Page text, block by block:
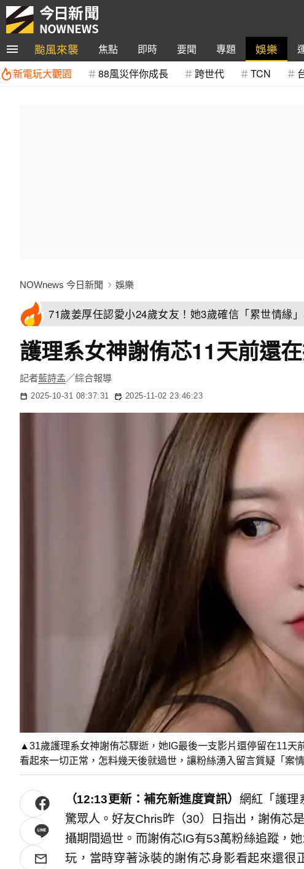
颱風來襲 焦點 即時 要聞 專題 娛樂
新電玩大觀園
88風災伴你成長 跨世代 TCN
NOWnews 今日新聞 娛樂
71歲姜厚任認愛小24歲女友！她3歲確信「累世情緣
護理系女神謝侑芯11天前還
記者藍詩孟／綜合報導
2025-10-31 08:37:31 2025-11-02 23:46:23
▲31歲護理系女神謝侑芯驟逝，她IG最後一支影片還停留在11天
看起來一切正常，怎料幾天後就過世，讓粉絲湧入留言質疑「案
（12:13更新：補充新進度資訊） 網紅「護理
驚眾人。好友Chris昨（30）日指出，謝侑芯
攝期間過世。而謝侑芯IG有53萬粉絲追蹤，
玩，當時穿著泳裝的謝侑芯身影看起來還很